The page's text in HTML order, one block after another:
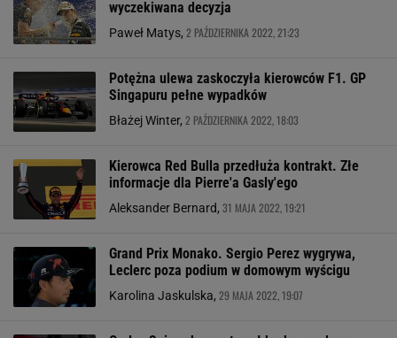
wyczekiwana decyzja
Paweł Matys, 2 PAŹDZIERNIKA 2022, 21:23
Potężna ulewa zaskoczyła kierowców F1. GP
Singapuru pełne wypadków
Błażej Winter, 2 PAŹDZIERNIKA 2022, 18:03
Kierowca Red Bulla przedłuża kontrakt. Złe
informacje dla Pierre'a Gasly'ego
Aleksander Bernard, 31 MAJA 2022, 19:21
Grand Prix Monako. Sergio Perez wygrywa,
Leclerc poza podium w domowym wyścigu
Karolina Jaskulska, 29 MAJA 2022, 19:07